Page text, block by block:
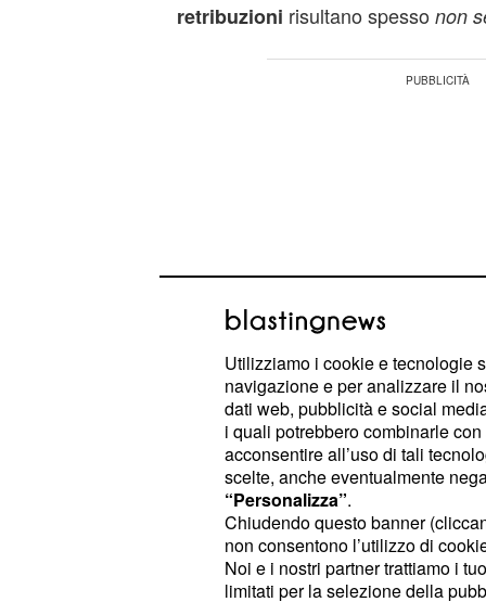
retribuzioni risultano spesso non
“I dati evidenziano certamente
della nostra Regione e l'aumento
affermato Ciccone, aggiungendo
migliorato solo la vita dei neo
concentrati nei settori dei
Utilizziamo i cookie e tecnologie
navigazione e per analizzare il
dati web, pubblicità e social
i quali potrebbero combinarle
acconsentire all’uso di tali
scelte, anche eventualmente
“Personalizza”.
Chiudendo questo banner
non consentono l’utilizzo di
Noi e i nostri partner trattiamo i
limitati per la selezione della